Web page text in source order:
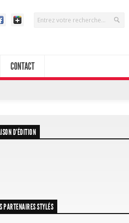
CONTACT
D’ÉDITION
PARTENAIRES STYLÉS